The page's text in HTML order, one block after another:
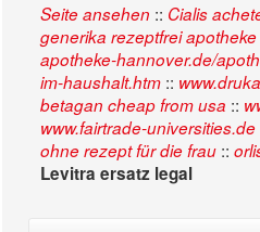
Seite ansehen :: Cialis
generika rezeptfrei apotheke
apotheke-hannover.de/
im-haushalt.htm ::
betagan cheap from usa ::
www.fairtrade-universities.de
ohne rezept für die frau ::
Levitra ersatz legal